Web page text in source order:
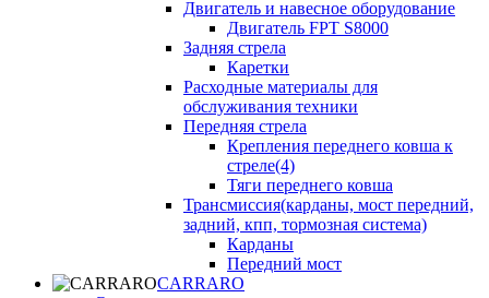
Двигатель и навесное оборудование
Двигатель FPT S8000
Задняя стрела
Каретки
Расходные материалы для
обслуживания техники
Передняя стрела
Крепления переднего ковша к
стреле(4)
Тяги переднего ковша
Трансмиссия(карданы, мост передний,
задний, кпп, тормозная система)
Карданы
Передний мост
CARRARO